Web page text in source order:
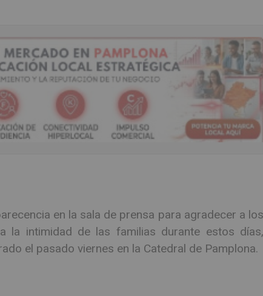
en la sala de prensa para agradecer a los
la intimidad de las familias durante estos días,
el pasado viernes en la Catedral de Pamplona.